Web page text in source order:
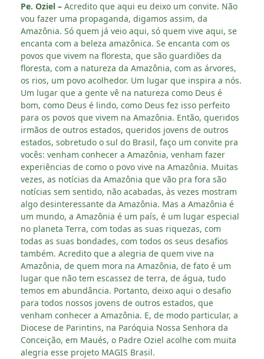
Pe. Oziel – Acredito que aqui eu deixo um convite. Não
vou fazer uma propaganda, digamos assim, da
Amazônia. Só quem já veio aqui, só quem vive aqui, se
encanta com a beleza amazônica. Se encanta com os
povos que vivem na floresta, que são guardiões da
floresta, com a natureza da Amazônia, com as árvores,
os rios, um povo acolhedor. Um lugar que inspira a nós.
Um lugar que a gente vê na natureza como Deus é
bom, como Deus é lindo, como Deus fez isso perfeito
para os povos que vivem na Amazônia. Então, queridos
irmãos de outros estados, queridos jovens de outros
estados, sobretudo o sul do Brasil, faço um convite pra
vocês: venham conhecer a Amazônia, venham fazer
experiências de como o povo vive na Amazônia. Muitas
vezes, as notícias da Amazônia que vão pra fora são
notícias sem sentido, não acabadas, às vezes mostram
algo desinteressante da Amazônia. Mas a Amazônia é
um mundo, a Amazônia é um país, é um lugar especial
no planeta Terra, com todas as suas riquezas, com
todas as suas bondades, com todos os seus desafios
também. Acredito que a alegria de quem vive na
Amazônia, de quem mora na Amazônia, de fato é um
lugar que não tem escassez de terra, de água, tudo
temos em abundância. Portanto, deixo aqui o desafio
para todos nossos jovens de outros estados, que
venham conhecer a Amazônia. E, de modo particular, a
Diocese de Parintins, na Paróquia Nossa Senhora da
Conceição, em Maués, o Padre Oziel acolhe com muita
alegria esse projeto MAGIS Brasil.